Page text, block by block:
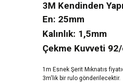
3M Kendinden
En: 25mm
Kalınlık: 1,5mm
Çekme Kuvveti 92/
1m Esnek Şerit Mıknatıs
3m'lik bir rulo gönderilecektir.